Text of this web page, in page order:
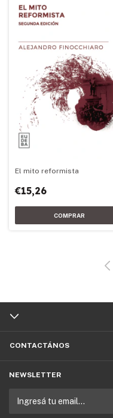
El mito reformista
€15,26
CONTACTÁNOS
NEWSLETTER